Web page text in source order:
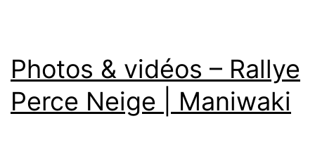
Photos & vidéos – Rallye
Perce Neige | Maniwaki